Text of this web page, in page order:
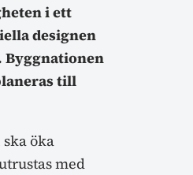
i ett
designen
till
ska öka
med